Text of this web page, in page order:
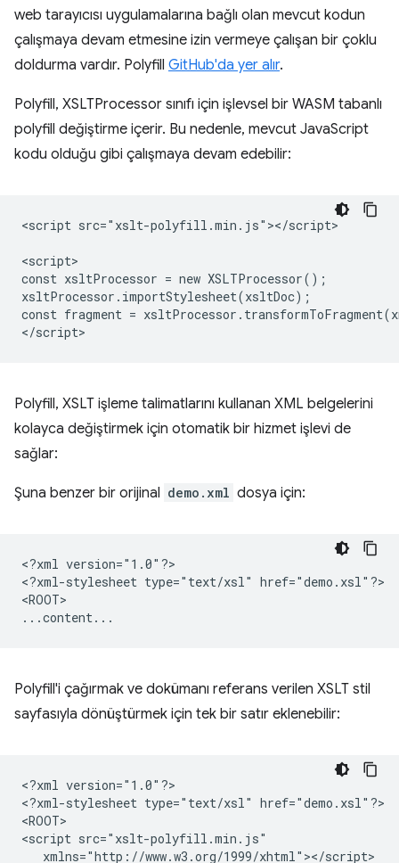
web tarayıcısı uygulamalarına bağlı olan mevcut kodun
çalışmaya devam etmesine izin vermeye çalışan bir çoklu
doldurma vardır. Polyfill GitHub'da yer alır.
Polyfill, XSLTProcessor sınıfı için işlevsel bir WASM tabanlı
polyfill değiştirme içerir. Bu nedenle, mevcut JavaScript
kodu olduğu gibi çalışmaya devam edebilir:
<script src="xslt-polyfill.min.js"></script>
<script>
const xsltProcessor = new XSLTProcessor();
xsltProcessor.importStylesheet(xsltDoc);
const fragment =
Polyfill, XSLT işleme talimatlarını kullanan XML belgelerini
kolayca değiştirmek için otomatik bir hizmet işlevi de
sağlar:
Şuna benzer bir orijinal demo.xml dosya için:
<?xml version="1.0"?>
<?xml-stylesheet type="text/xsl" href="demo.xsl"?>
<ROOT>
Polyfill'i çağırmak ve dokümanı referans verilen XSLT stil
sayfasıyla dönüştürmek için tek bir satır eklenebilir:
<?xml version="1.0"?>
<?xml-stylesheet type="text/xsl" href="demo.xsl"?>
<ROOT>
<script
xmlns="http://www.w3.org/1999/xhtml"></script>